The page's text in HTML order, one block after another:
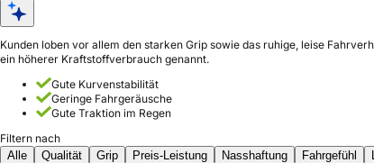
Kunden loben vor allem den starken Grip sowie das ruhige, leise
ein höherer Kraftstoffverbrauch genannt.
Gute Kurvenstabilität
Geringe Fahrgeräusche
Gute Traktion im Regen
Filtern nach
Alle
Qualität Grip Preis-Leistung Nasshaftung Fahrgefühl